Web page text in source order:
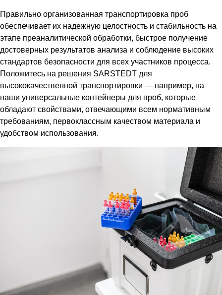
Правильно организованная транспортировка проб
обеспечивает их надежную целостность и стабильность на
этапе преаналитической обработки, быстрое получение
достоверных результатов анализа и соблюдение высоких
стандартов безопасности для всех участников процесса.
Положитесь на решения SARSTEDT для
высококачественной транспортировки — например, на
наши универсальные контейнеры для проб, которые
обладают свойствами, отвечающими всем нормативным
требованиям, первоклассным качеством материала и
удобством использования.